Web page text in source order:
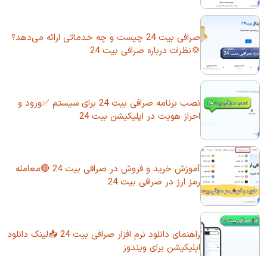
صرافی بیت 24 چیست و چه خدماتی ارائه می‌دهد؟
💢نظرات درباره صرافی بیت 24
نصب برنامه صرافی بیت 24 برای سیستم ✅ورود و
احراز هویت در اپلیکیشن بیت 24
آموزش خرید و فروش در صرافی بیت 24 🔴معامله
رمز ارز در صرافی بیت 24
راهنمای دانلود نرم افزار صرافی بیت 24 📥لینک دانلود
اپلیکیشن برای ویندوز